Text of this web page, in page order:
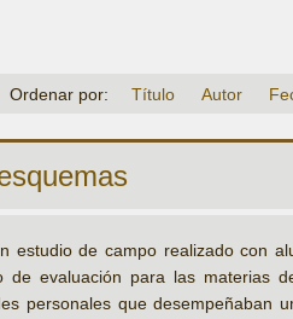
Ordenar por: Título Autor
estudio de campo realizado con
evaluación para las materias
personales que desempeñaban